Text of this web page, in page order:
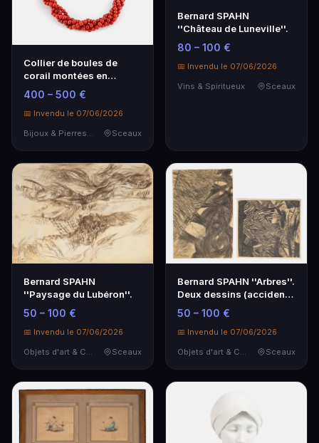
Collier de boules de
corail montées en
torsade - Bijoux en corail
400 – 500 €
📅 Invendu le 07/06/2026
Bijoux & Pierres Précieuses
Sceaux
Bernard SPAHN
''Château de Luneville''.
80 – 100 €
📅 Invendu le 07/06/2026
Vins & Spiritueux
Sceaux
Bernard SPAHN
''Paysage du Lubéron''.
50 – 100 €
📅 Invendu le 07/06/2026
Sceaux
Bernard SPAHN ''Arbres''.
Deux dessins (accident
à l'un…
50 – 100 €
📅 Invendu le 07/06/2026
Objets d'art & Curiosités
Sceaux